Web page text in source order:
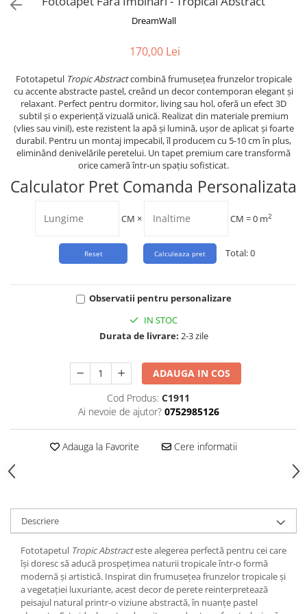
DreamWall
170,00 Lei
Fototapetul Tropic Abstractcombină frumusețea frunzelor tropicale
cu accente abstracte pastel, creând un decor contemporan elegant și
relaxant. Perfect pentru dormitor, living sau hol, oferă un efect 3D
subtil și o experiență vizuală unică. Realizat din materiale premium
(vlies sau vinil), este rezistent la apă și lumină, ușor de aplicat și foarte
durabil. Pentru un montaj impecabil, îl producem cu 5-10 cm în plus,
eliminând denivelările peretelui. Un tapet premium care transformă
orice cameră într-un spațiu sofisticat.
Calculator Pret Comanda Personalizata
CM × CM =0 m2
Total:0
Observatii pentru personalizare
IN STOC
Durata de livrare: 2-3 zile
ADAUGA IN COS
Cod Produs: C1911
Ai nevoie de ajutor? 0752985126
Adauga la Favorite Cere informatii
Descriere
Fototapetul Tropic Abstracteste alegerea perfectă pentru cei care
își doresc să aducă prospețimea naturii tropicale într-o formă
modernă și artistică. Inspirat din frumusețea frunzelor tropicale și
a vegetației luxuriante, acest decor de perete reinterpretează
peisajul natural printr-o viziune abstractă, în nuanțe pastel